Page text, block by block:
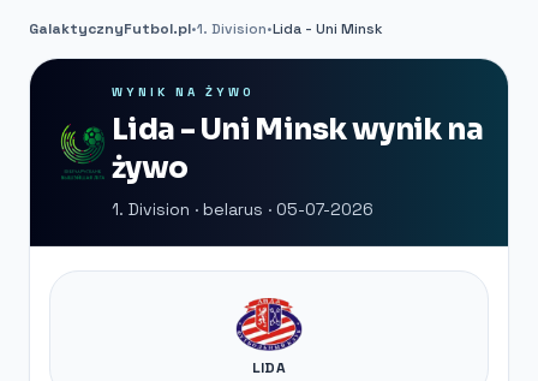
GalaktycznyFutbol.pl•1. Division•Lida - Uni Minsk
WYNIK NA ŻYWO
Lida - Uni Minsk wynik na
żywo
1. Division · belarus · 05-07-2026
LIDA